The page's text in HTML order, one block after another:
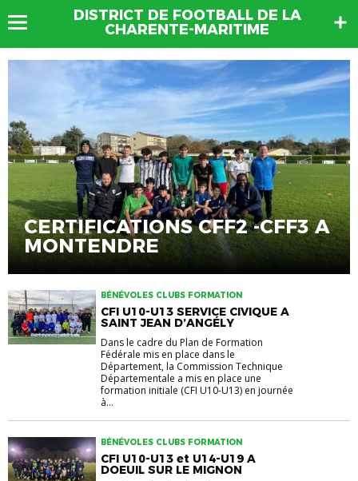
DISTRICT DE FOOTBALL DE LA
CHARENTE-MARITIME
CERTIFICATIONS CFF2 -CFF3 A
MONTENDRE
BÉNÉVOLES CLUBS FORMATION
CFI U10-U13 SERVICE CIVIQUE A
SAINT JEAN D’ANGÉLY
Dans le cadre du Plan de Formation
Fédérale mis en place dans le
Département, la Commission Technique
Départementale a mis en place une
formation initiale (CFI U10-U13) en journée
à...
BÉNÉVOLES CLUBS FORMATION
CFI U10-U13 et U14-U19 A
DOEUIL SUR LE MIGNON